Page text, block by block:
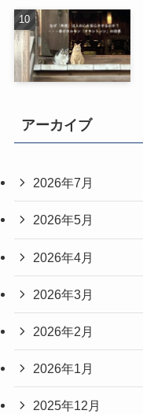
アーカイブ
2026年7月
2026年5月
2026年4月
2026年3月
2026年2月
2026年1月
2025年12月